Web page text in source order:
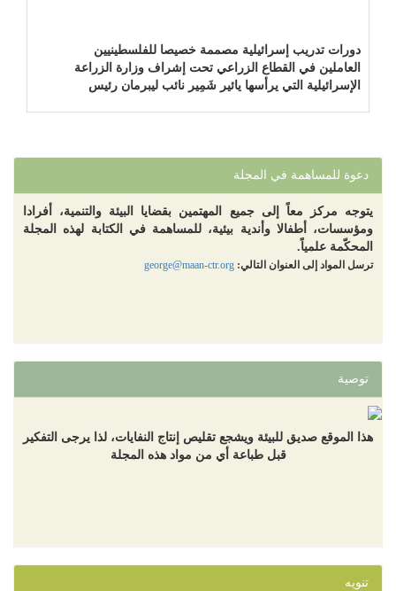
دورات تدريب إسرائيلية مصممة خصيصا للفلسطينيين
العاملين في القطاع الزراعي تحت إشراف وزارة الزراعة
الإسرائيلية التي يرأسها يائير شَمِير نائب ليبرمان رئيس
دعوة للمساهمة في المجلة
يتوجه مركز معاً إلى جميع المهتمين بقضايا البيئة والتنمية، أفرادا
ومؤسسات، أطفالا وأندية بيئية، للمساهمة في الكتابة لهذه المجلة
المحكّمة علمياً.
ترسل المواد إلى العنوان التالي: george@maan-ctr.org
توصية
هذا الموقع صديق للبيئة ويشجع تقليص إنتاج النفايات، لذا يرجى التفكير
قبل طباعة أي من مواد هذه المجلة
تنويه